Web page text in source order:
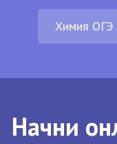
Химия ОГЭ
Начни